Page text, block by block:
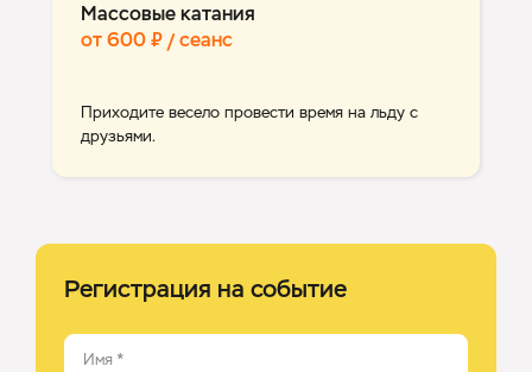
Массовые катания
от 600 ₽ / сеанс
Приходите весело провести время на льду с
друзьями.
Регистрация на событие
Имя *